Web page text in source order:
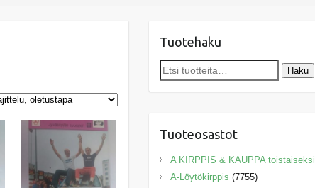
Tuotehaku
Etsi: Haku
Tuoteosastot
A KIRPPIS & KAUPPA toistaiseksi
A-Löytökirppis (7755)